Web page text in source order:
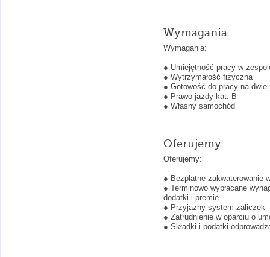
Wymagania
Wymagania:
● Umiejętność pracy w
● Wytrzymałość fizyczna
● Gotowość do pracy na dwie
● Prawo jazdy kat. B
● Własny samochód
Oferujemy
Oferujemy:
● Bezpłatne zakwaterowanie
● Terminowo wypłacane
dodatki i premie
● Przyjazny system zaliczek
● Zatrudnienie w oparciu o
● Składki i podatki